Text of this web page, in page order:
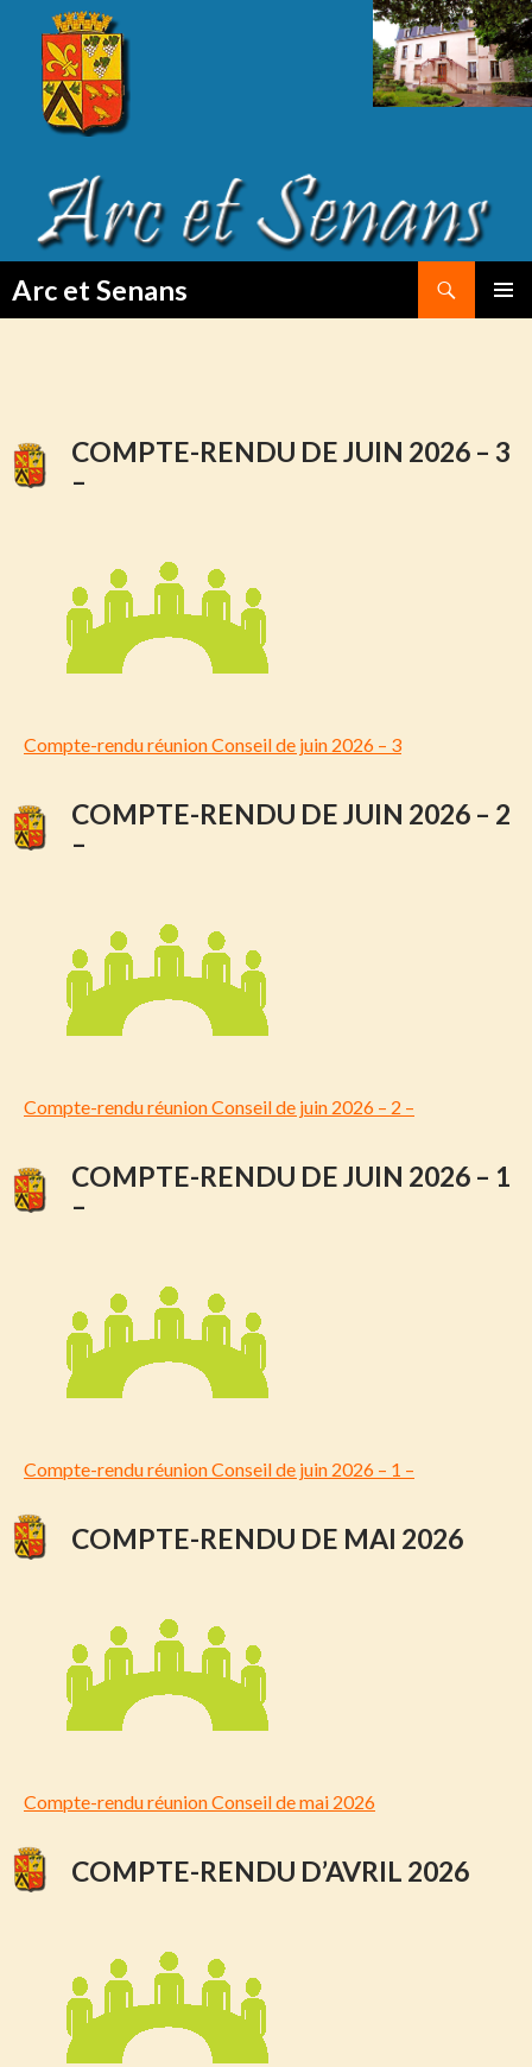
Arc et Senans
COMPTE-RENDU DE JUIN 2026 – 3
–
Compte-rendu réunion Conseil de juin 2026 – 3
COMPTE-RENDU DE JUIN 2026 – 2
–
Compte-rendu réunion Conseil de juin 2026 – 2 –
COMPTE-RENDU DE JUIN 2026 – 1
–
Compte-rendu réunion Conseil de juin 2026 – 1 –
COMPTE-RENDU DE MAI 2026
Compte-rendu réunion Conseil de mai 2026
COMPTE-RENDU D’AVRIL 2026